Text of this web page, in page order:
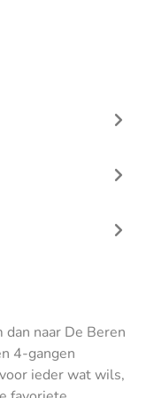
naar De Beren
4-gangen
ieder wat wils,